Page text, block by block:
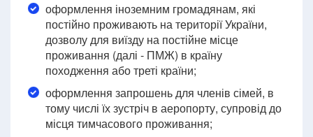
оформлення іноземним громадянам, які
постійно проживають на території України,
дозволу для виїзду на постійне місце
проживання (далі - ПМЖ) в країну
походження або треті країни;
оформлення запрошень для членів сімей, в
тому числі їх зустріч в аеропорту, супровід до
місця тимчасового проживання;